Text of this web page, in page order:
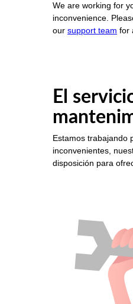
We are working for
inconvenience.
our support team for
El
Estamos trabajando
inconvenientes,
disposición para